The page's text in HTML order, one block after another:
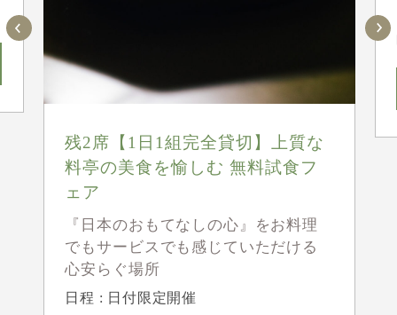
残2席【1日1組完全貸切】上質な
料亭の美食を愉しむ 無料試食フ
ェア
『日本のおもてなしの心』をお料理
でもサービスでも感じていただける
心安らぐ場所
日程 : 日付限定開催